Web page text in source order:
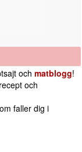
och matblogg!
och
faller dig i